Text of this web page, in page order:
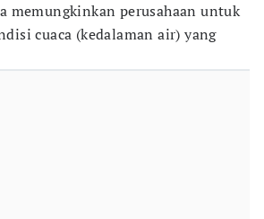
memungkinkan perusahaan untuk
cuaca (kedalaman air) yang